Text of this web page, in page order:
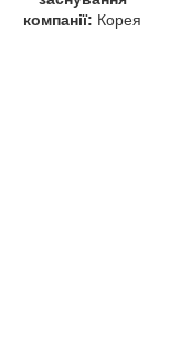
компанії: Корея